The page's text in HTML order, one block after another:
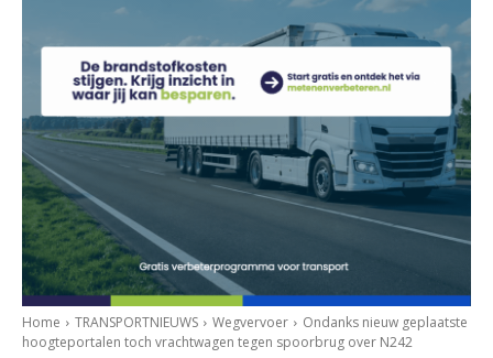
Home TRANSPORTNIEUWS Wegvervoer
Ondanks nieuw geplaatste
hoogteportalen toch vrachtwagen tegen spoorbrug over N242